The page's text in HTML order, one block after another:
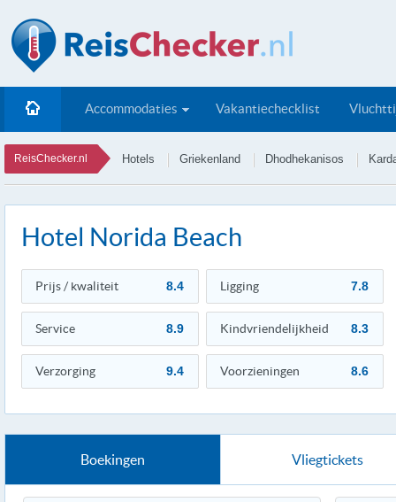
Accommodaties Vakantiechecklist
ReisChecker.nl Hotels Griekenland Dhodhekanisos
Hotel Norida Beach
Prijs / kwaliteit 8.4 Ligging 7.8
Service 8.9 Kindvriendelijkheid 8.3
Verzorging 9.4 Voorzieningen 8.6
Boekingen Vliegtickets